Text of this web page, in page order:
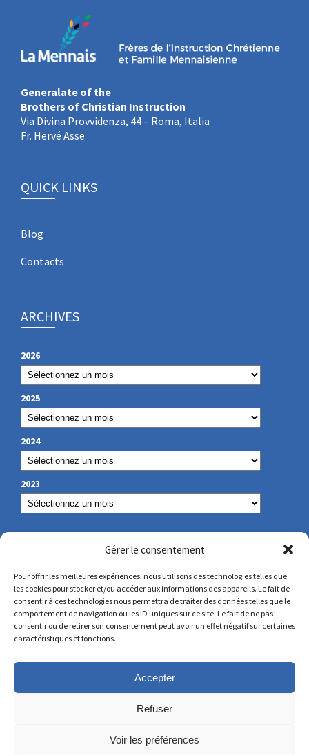
Gérer le consentement
Pour offrir les meilleures expériences, nous utilisons des technologies telles que
les cookies pour stocker et/ou accéder aux informations des appareils. Le fait de
consentir à ces technologies nous permettra de traiter des données telles que le
comportement de navigation ou les ID uniques sur ce site. Le fait de ne pas
consentir ou de retirer son consentement peut avoir un effet négatif sur certaines
caractéristiques et fonctions.
Accepter
Refuser
Voir les préférences
Generalate of the
Brothers of Christian Instruction
Via Divina Provvidenza, 44 – Roma, Italia
Fr. Hervé Asse
QUICK LINKS
Blog
Contacts
ARCHIVES
2026
2025
2024
2023
OUR CONTACT
secretariat@lamennais.org
protectionenfance@lamennais.org
© Copyright 2023 – All rights reserved – Produced by